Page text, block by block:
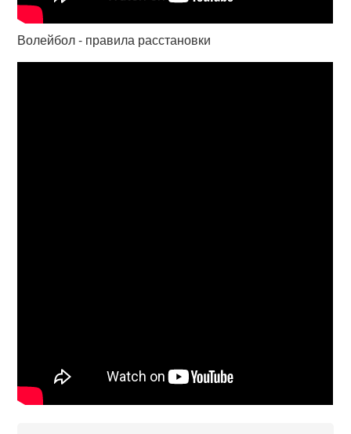
Волейбол - правила расстановки